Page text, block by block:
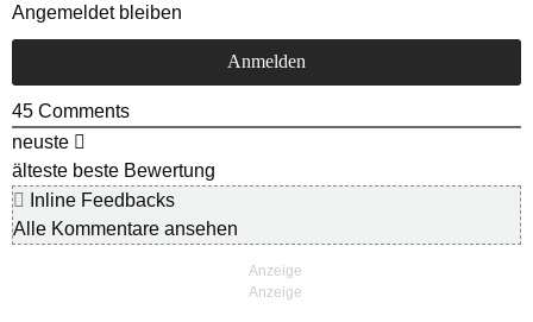
Angemeldet bleiben
45 Comments
neuste
älteste beste Bewertung
Inline Feedbacks
Alle Kommentare ansehen